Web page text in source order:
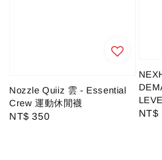
Nozzle Quiiz 雲 - Essential
Crew 運動休閒襪
Regular
NT$ 350 NT$